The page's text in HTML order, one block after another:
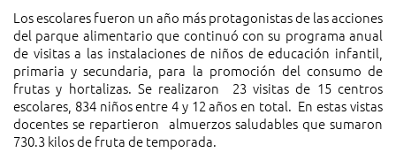
Los escolares fueron un año más protagonistas de las acciones
del parque alimentario que continuó con su programa anual
de visitas a las instalaciones de niños de educación infantil,
primaria y secundaria, para la promoción del consumo de
frutas y hortalizas. Se realizaron 23 visitas de 15 centros
escolares, 834 niños entre 4 y 12 años en total. En estas vistas
docentes se repartieron almuerzos saludables que sumaron
730.3 kilos de fruta de temporada.